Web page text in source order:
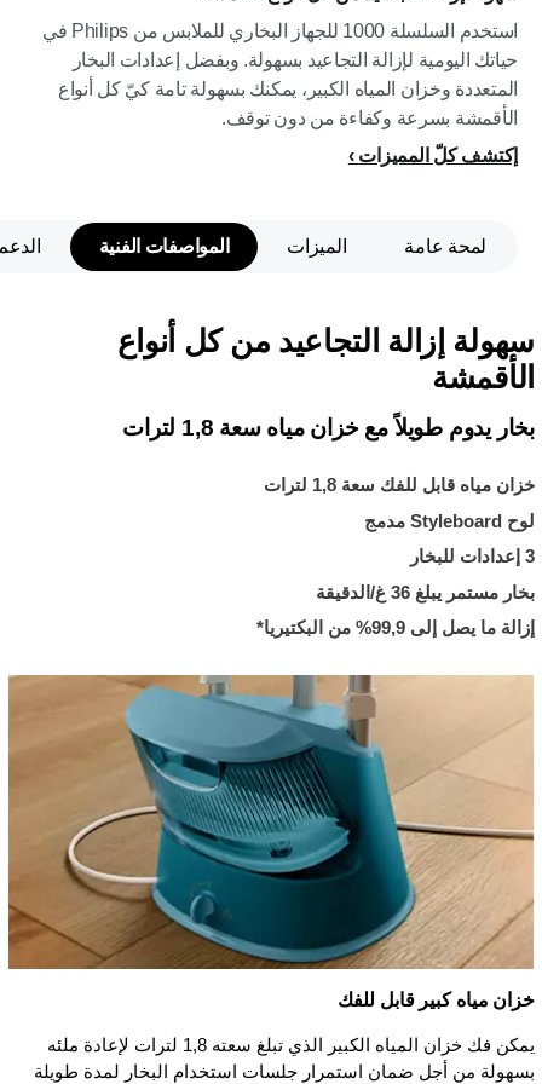
استخدم السلسلة 1000 للجهاز البخاري للملابس من Philips في
حياتك اليومية لإزالة التجاعيد بسهولة. وبفضل إعدادات البخار
المتعددة وخزان المياه الكبير، يمكنك بسهولة تامة كيّ كل أنواع
الأقمشة بسرعة وكفاءة من دون توقف.
إكتشف كلّ المميزات
لمحة عامة الميزات المواصفات الفنية
سهولة إزالة التجاعيد من كل أنواع
الأقمشة
بخار يدوم طويلاً مع خزان مياه سعة 1,8 لترات
خزان مياه قابل للفك سعة 1,8 لترات
لوح Styleboard مدمج
3 إعدادات للبخار
بخار مستمر يبلغ 36 غ/الدقيقة
إزالة ما يصل إلى 99,9% من البكتيريا*
خزان مياه كبير قابل للفك
يمكن فك خزان المياه الكبير الذي تبلغ سعته 1,8 لترات لإعادة ملئه
بسهولة من أجل ضمان استمرار جلسات استخدام البخار لمدة طويلة